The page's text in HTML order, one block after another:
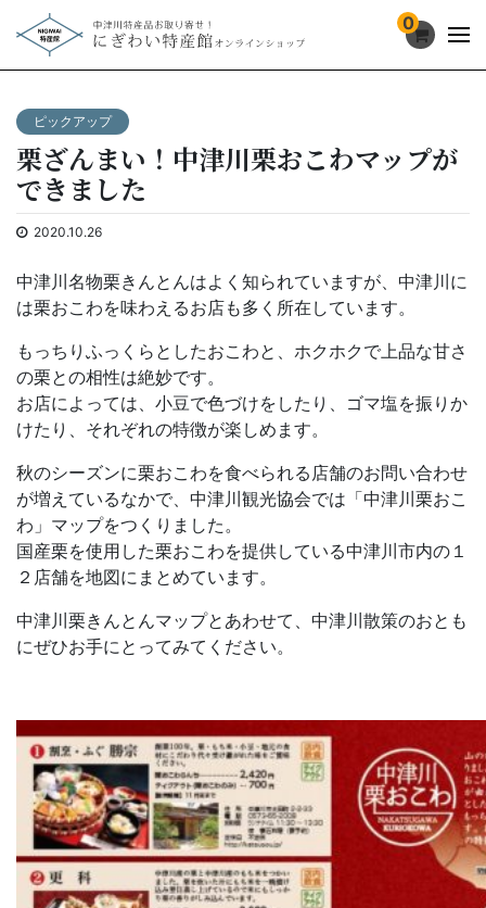
0
ピックアップ
栗ざんまい！中津川栗おこわマップが
できました
2020.10.26
中津川名物栗きんとんはよく知られていますが、中津川に
は栗おこわを味わえるお店も多く所在しています。
もっちりふっくらとしたおこわと、ホクホクで上品な甘さ
の栗との相性は絶妙です。
お店によっては、小豆で色づけをしたり、ゴマ塩を振りか
けたり、それぞれの特徴が楽しめます。
秋のシーズンに栗おこわを食べられる店舗のお問い合わせ
が増えているなかで、中津川観光協会では「中津川栗おこ
わ」マップをつくりました。
国産栗を使用した栗おこわを提供している中津川市内の１
２店舗を地図にまとめています。
中津川栗きんとんマップとあわせて、中津川散策のおとも
にぜひお手にとってみてください。